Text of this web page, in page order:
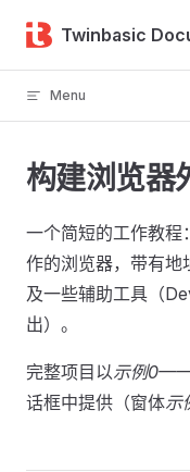
Skip to content
Twinbasic
Menu
构建浏览器
一个简短的工作教程
作的浏览器，带有
及一些辅助工具（
出）。
完整项目以示例
话框中提供（窗体示